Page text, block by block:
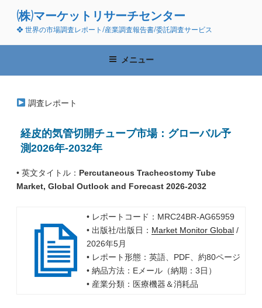
ン
(株)マーケットリサーチセンター
❖ 世界の市場調査レポート/産業調査報告書/委託調査サービス
メニュー
調査レポート
経皮的気管切開チューブ市場：グローバル予
測2026年-2032年
• 英文タイトル： Percutaneous Tracheostomy Tube
Market, Global Outlook and Forecast 2026-2032
• レポートコード：MRC24BR-AG65959
• 出版社/出版日： Market Monitor Global/
2026年5月
• レポート形態：英語、PDF、約80ページ
• 納品方法：Eメール（納期：3日）
• 産業分類：医療機器＆消耗品